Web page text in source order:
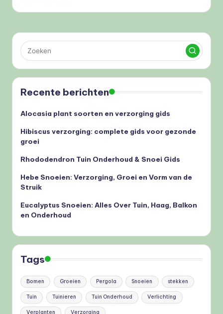
Recente berichten
Alocasia plant soorten en verzorging gids
Hibiscus verzorging: complete gids voor gezonde
groei
Rhododendron Tuin Onderhoud & Snoei Gids
Hebe Snoeien: Verzorging, Groei en Vorm van de
Struik
Eucalyptus Snoeien: Alles Over Tuin, Haag, Balkon
en Onderhoud
Tags
Bomen Groeien Pergola Snoeien stekken
Tuin Tuinieren Tuin Onderhoud Verlichting
Verplanten Verzorging